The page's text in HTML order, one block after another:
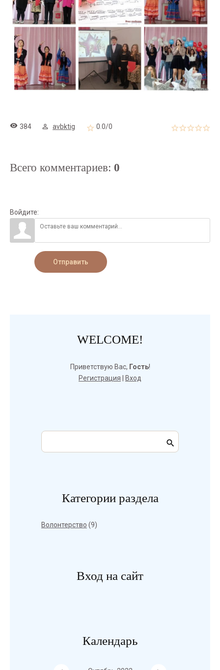
384 avbktig 0.0/0
Всего комментариев: 0
Войдите:
Отправить
WELCOME!
Приветствую Вас, Гость!
Регистрация
Вход
Категории раздела
Волонтерство (9)
Вход на сайт
Календарь